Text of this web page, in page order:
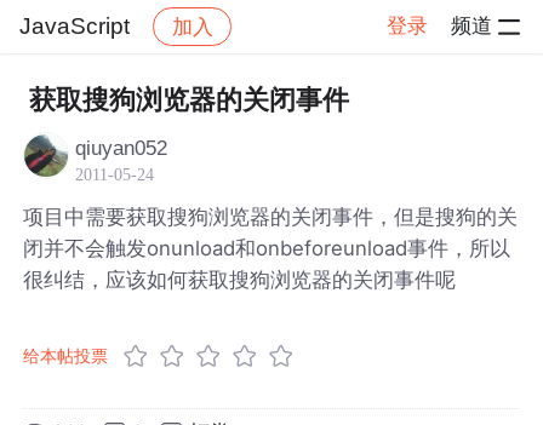
JavaScript 加入 登录 频道
社区 JavaScript 帖子详情
获取搜狗浏览器的关闭事件
qiuyan052
2011-05-24
项目中需要获取搜狗浏览器的关闭事件，但是搜狗的关
闭并不会触发onunload和onbeforeunload事件，所以
很纠结，应该如何获取搜狗浏览器的关闭事件呢
给本帖投票